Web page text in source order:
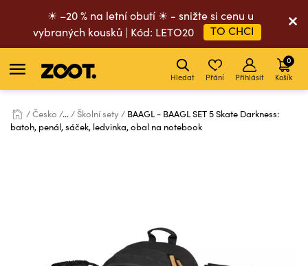
☀ –20 % na letní obutí ☀ - snižte si cenu u
vybraných kousků | Kód: LETO20
TO CHCI
Hledat Přání Přihlásit Košík
0
Česko ... Školní sety
BAAGL - BAAGL SET 5 Skate Darkness:
batoh, penál, sáček, ledvinka, obal na notebook